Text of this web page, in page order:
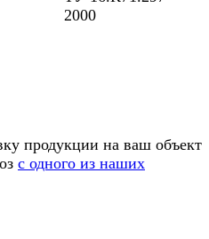
2000
продукции на ваш объект
с одного из наших